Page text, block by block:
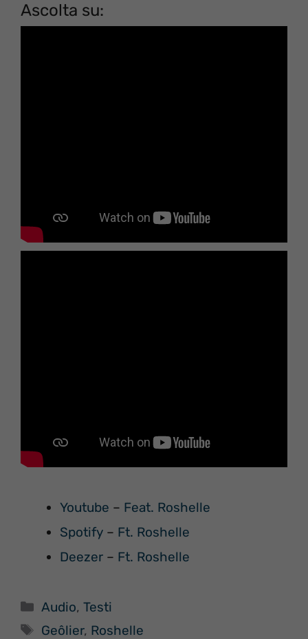
Ascolta su:
Youtube – Feat. Roshelle
Spotify – Ft. Roshelle
Deezer – Ft. Roshelle
Categorie
Audio,Testi
Tag
Geôlier, Roshelle